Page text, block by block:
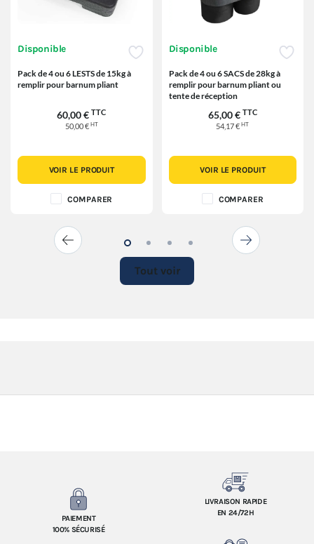
Disponible
Pack de 4 ou 6 LESTS de 15kg à
remplir pour barnum pliant
60,00 € TTC
50,00 € HT
VOIR LE PRODUIT
COMPARER
Disponible
Pack de 4 ou 6 SACS de 28kg à
remplir pour barnum pliant ou
tente de réception
65,00 € TTC
54,17 €HT
VOIR LE PRODUIT
COMPARER
Tout voir
PAIEMENT
100% SÉCURISÉ
LIVRAISON RAPIDE
EN 24/72H